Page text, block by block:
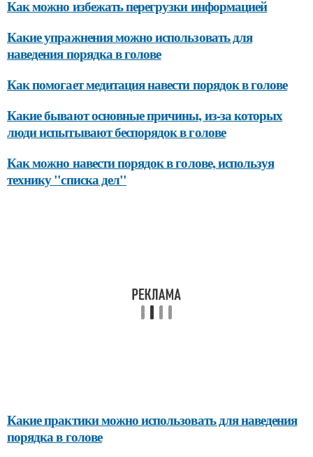
Как можно избежать перегрузки информацией
Какие упражнения можно использовать для
наведения порядка в голове
Как помогает медитация навести порядок в голове
Какие бывают основные причины, из-за которых
люди испытывают беспорядок в голове
Как можно навести порядок в голове, используя
технику "списка дел"
Какие практики можно использовать для наведения
порядка в голове